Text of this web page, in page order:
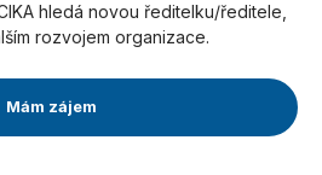
hledá novou ředitelku/ředitele,
rozvojem organizace.
Mám zájem